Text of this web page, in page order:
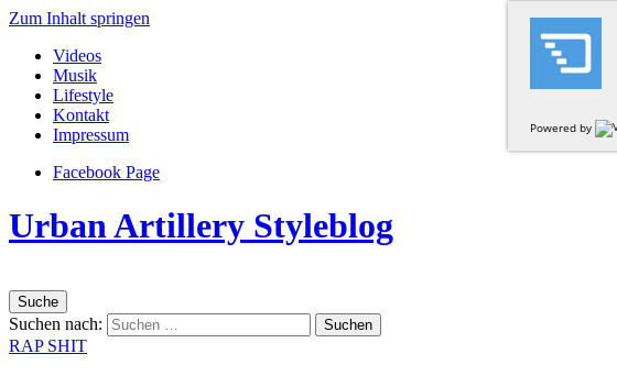
Zum Inhalt springen
Videos
Musik
Lifestyle
Kontakt
Impressum
Facebook Page
Urban Artillery Styleblog
Suche
Suchen nach:
RAP SHIT
Powered by